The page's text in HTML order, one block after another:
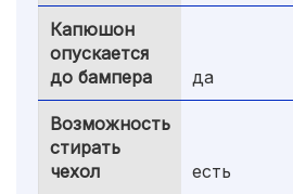
Капюшон
опускается
до бампера
да
Возможность
стирать
чехол
есть